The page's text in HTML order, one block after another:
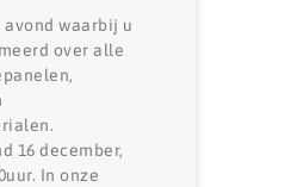
waarbij u
over alle
16 december,
In onze